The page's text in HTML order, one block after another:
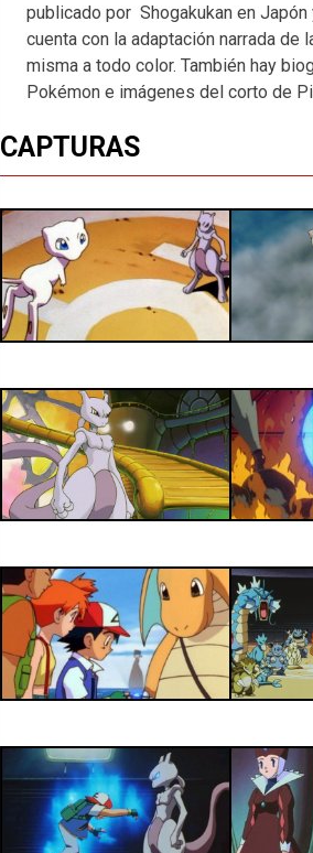
publicado por Shogakukan en
cuenta con la adaptación narrada de
misma a todo color. También hay
Pokémon e imágenes del corto de
CAPTURAS